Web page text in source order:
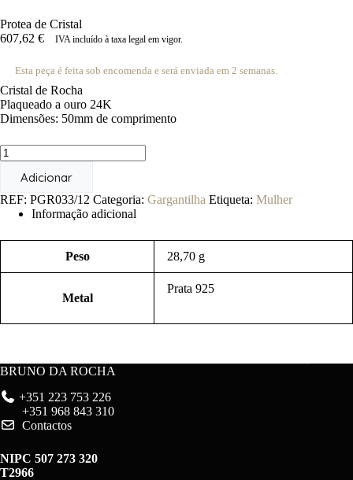
Protea de Cristal
607,62 € IVA incluído à taxa legal em vigor.
Esta peça é feita sob encomenda e será enviada em 2 semanas.
Cristal de Rocha
Plaqueado a ouro 24K
Dimensões: 50mm de comprimento
Quantidade
de
Protea
Cristal
Adicionar
REF: PGR033/12 Categoria: Gargantilha Etiqueta: Mulher
Informação adicional
Peso 28,70 g
Metal
Prata 925
BRUNO DA ROCHA
+351 223 753 226
+351 968 843 310
Contactos
NIPC 507 273 320
T2966